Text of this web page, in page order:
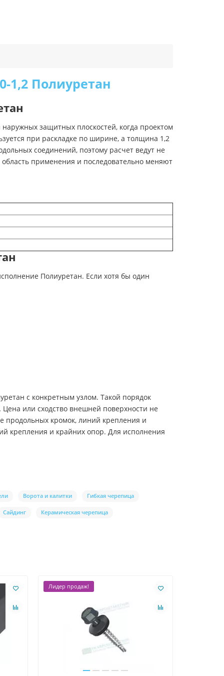
1,2 Полиуретан
защитных плоскостей, когда проектом
при раскладке по ширине, а толщина 1,2
соединений, поэтому расчет ведут не
применения и последовательно меняют
Полиуретан. Если хотя бы один
с конкретным узлом. Такой порядок
или сходство внешней поверхности не
продольных кромок, линий крепления и
крепления и крайних опор. Для исполнения
Ворота и калитки Гибкая черепица
Сайдинг Керамическая черепица
Лидер продаж!